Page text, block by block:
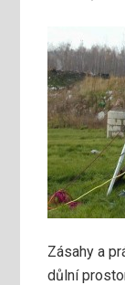
Zásahy a
důlní